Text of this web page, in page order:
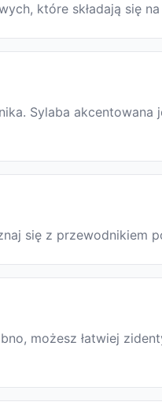
które składają się
Sylaba akcentowana
się z przewodnikiem
możesz łatwiej